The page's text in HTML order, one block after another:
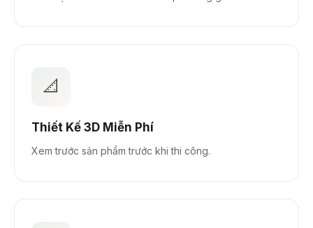
📐
Thiết Kế 3D Miễn Phí
Xem trước sản phẩm trước khi thi công.